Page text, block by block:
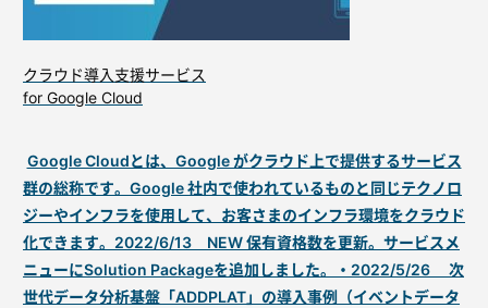
クラウド導入支援サービス
for Google Cloud
Google Cloudとは、Google がクラウド上で提供するサービス
群の総称です。Google 社内で使われているものと同じテクノロ
ジーやインフラを使用して、お客さまのインフラ環境をクラウド
化できます。2022/6/13 NEW 保有資格数を更新。サービスメ
ニューにSolution Packageを追加しました。・2022/5/26 次
世代データ分析基盤「ADDPLAT」の導入事例（イベントデータ